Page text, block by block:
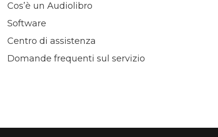
Cos’è un Audiolibro
Software
Centro di assistenza
Domande frequenti sul servizio